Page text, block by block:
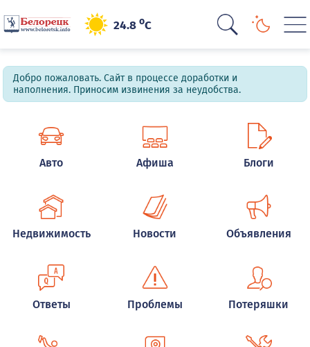
24.8oC
Добро пожаловать. Сайт в процессе доработки и
наполнения. Приносим извинения за неудобства.
Авто Афиша Блоги
Недвижимость Новости Объявления
Ответы Проблемы Потеряшки